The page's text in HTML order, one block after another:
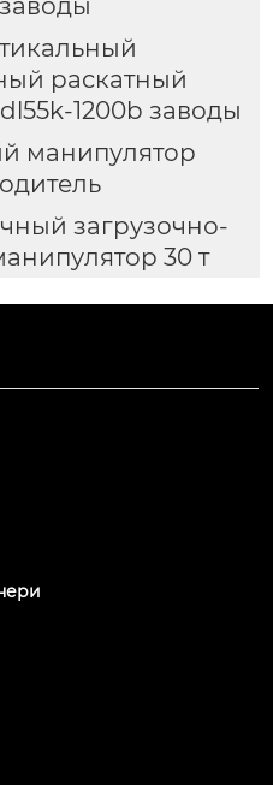
раскатный
1200b заводы
манипулятор
загрузочно-
30 т